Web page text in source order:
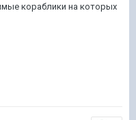
кораблики на которых